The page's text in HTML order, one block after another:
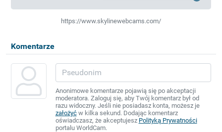
https://www.skylinewebcams.com/
Komentarze
Anonimowe komentarze pojawią się po akceptacji
moderatora. Zaloguj się, aby Twój komentarz był od
razu widoczny. Jeśli nie posiadasz konta, możesz je
założyćw kilka sekund. Dodając komentarz
oświadczasz, że akceptujesz Polityką Prywatności
portalu WorldCam.